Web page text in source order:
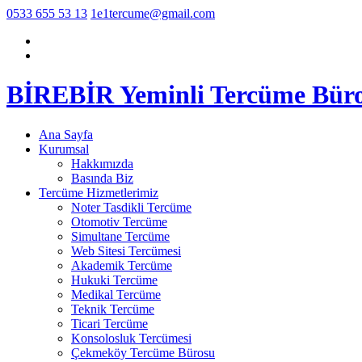
0533 655 53 13 1e1tercume@gmail.com
BİREBİR Yeminli Tercüme
Ana Sayfa
Kurumsal
Hakkımızda
Basında Biz
Tercüme Hizmetlerimiz
Noter Tasdikli Tercüme
Otomotiv Tercüme
Simultane Tercüme
Web Sitesi Tercümesi
Akademik Tercüme
Hukuki Tercüme
Medikal Tercüme
Teknik Tercüme
Ticari Tercüme
Konsolosluk Tercümesi
Çekmeköy Tercüme Bürosu